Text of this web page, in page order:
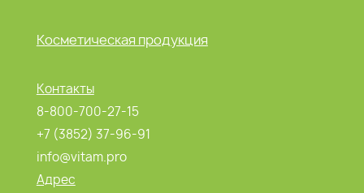
Косметическая продукция
Контакты
8-800-700-27-15
+7 (3852) 37-96-91
info@vitam.pro
Адрес